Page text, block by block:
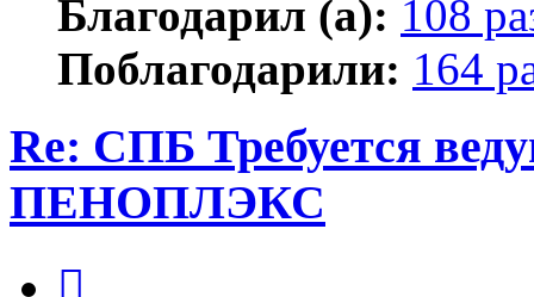
Благодарил (а): 108
Поблагодарили: 164
Re: СПБ Требуется
ПЕНОПЛЭКС